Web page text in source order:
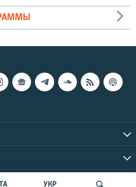
УКР
2026 | Все права защищены.